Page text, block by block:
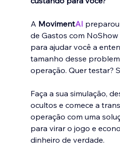
A MovimentAI
de Gastos com
para ajudar você a
tamanho desse
operação. Quer testar?
Faça a sua simulação,
ocultos e comece a
operação com uma
para virar o jogo e
dinheiro de verdade.